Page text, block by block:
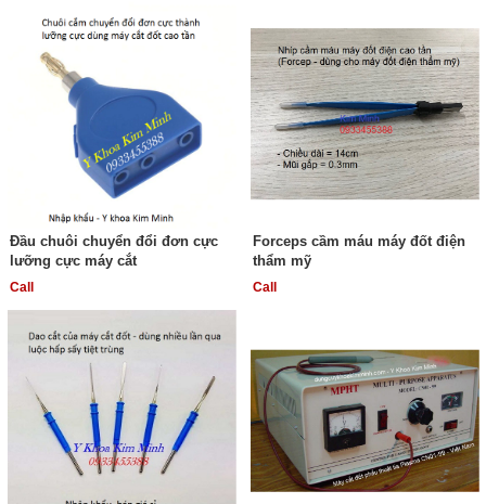
Đầu chuôi chuyển đổi đơn cực
lưỡng cực máy cắt
Call
Forceps cầm máu máy đốt điện
thẩm mỹ
Call